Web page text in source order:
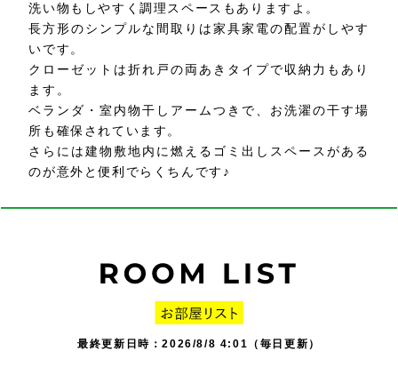
洗い物もしやすく調理スペースもありますよ。
長方形のシンプルな間取りは家具家電の配置がしやす
いです。
クローゼットは折れ戸の両あきタイプで収納力もあり
ます。
ベランダ・室内物干しアームつきで、お洗濯の干す場
所も確保されています。
さらには建物敷地内に燃えるゴミ出しスペースがある
のが意外と便利でらくちんです♪
最終更新日時：2026/8/8 4:01（毎日更新）